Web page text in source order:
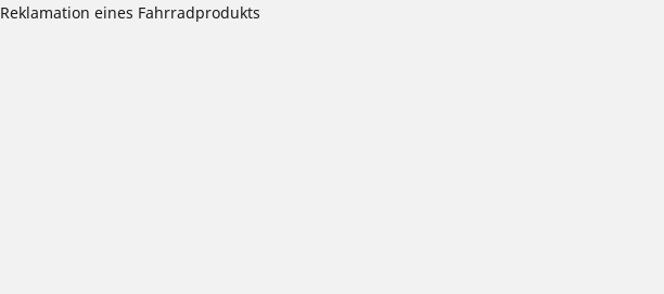
Reklamation eines Fahrradprodukts